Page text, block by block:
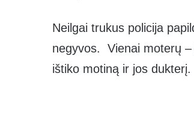
Neilgai trukus policija
negyvos. Vienai moterų
ištiko motiną ir jos dukterį.